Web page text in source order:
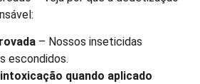
– Nossos inseticidas
escondidos.
quando aplicado